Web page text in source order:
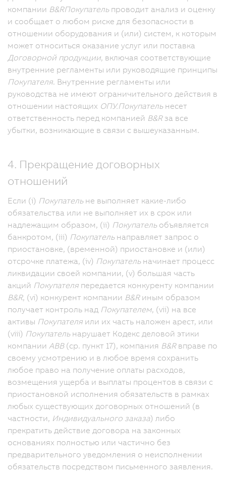
компании B&RПокупательпроводит анализ и оценку
и сообщает о любом риске для безопасности в
отношении оборудования и (или) систем, к которым
может относиться оказание услуг или поставка
Договорной продукции, включая соответствующие
внутренние регламенты или руководящие принципы
Покупателя. Внутренние регламенты или
руководства не имеют ограничительного действия в
отношении настоящих ОПУ.Покупательнесет
ответственность перед компанией B&Rза все
убытки, возникающие в связи с вышеуказанным.
4. Прекращение договорных
отношений
Если (i) Покупательне выполняет какие-либо
обязательства или не выполняет их в срок или
надлежащим образом, (ii) Покупательобъявляется
банкротом, (iii) Покупательнаправляет запрос о
приостановке, (временной) приостановке и (или)
отсрочке платежа, (iv) Покупательначинает процесс
ликвидации своей компании, (v) большая часть
акций Покупателя передается конкуренту компании
B&R, (vi) конкурент компании B&Rиным образом
получает контроль над Покупателем, (vii) на все
активы Покупателя или их часть наложен арест, или
(viii) Покупательнарушает Кодекс деловой этики
компании ABB(ср. пункт 17), компания B&Rвправе по
своему усмотрению и в любое время сохранить
любое право на получение оплаты расходов,
возмещения ущерба и выплаты процентов в связи с
приостановкой исполнения обязательств в рамках
любых существующих договорных отношений (в
частности, Индивидуального заказа) либо
прекратить действие договора на законных
основаниях полностью или частично без
предварительного уведомления о неисполнении
обязательств посредством письменного заявления.